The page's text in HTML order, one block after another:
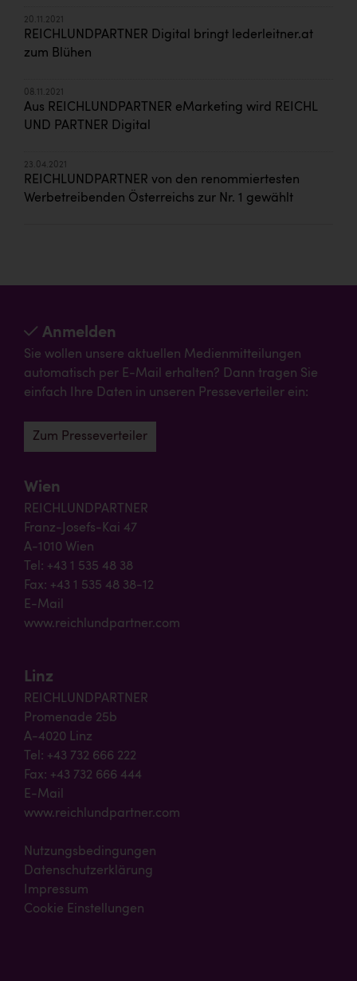
20.11.2021
REICHLUNDPARTNER Digital bringt lederleitner.at
zum Blühen
08.11.2021
Aus REICHLUNDPARTNER eMarketing wird REICHL
UND PARTNER Digital
23.04.2021
REICHLUNDPARTNER von den renommiertesten
Werbetreibenden Österreichs zur Nr. 1 gewählt
Anmelden
Sie wollen unsere aktuellen Medienmitteilungen
automatisch per E-Mail erhalten? Dann tragen Sie
einfach Ihre Daten in unseren Presseverteiler ein:
Zum Presseverteiler
Wien
REICHLUNDPARTNER
Franz-Josefs-Kai 47
A-1010 Wien
Tel: +43 1 535 48 38
Fax: +43 1 535 48 38-12
E-Mail
www.reichlundpartner.com
Linz
REICHLUNDPARTNER
Promenade 25b
A-4020 Linz
Tel: +43 732 666 222
Fax: +43 732 666 444
E-Mail
www.reichlundpartner.com
Nutzungsbedingungen
Datenschutzerklärung
Impressum
Cookie Einstellungen